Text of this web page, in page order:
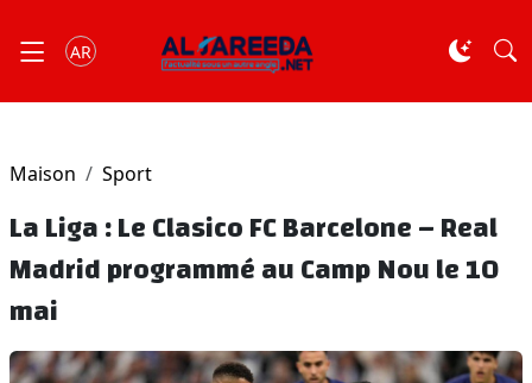
AR
Maison Sport
La Liga : Le Clasico FC Barcelone – Real
Madrid programmé au Camp Nou le 10
mai